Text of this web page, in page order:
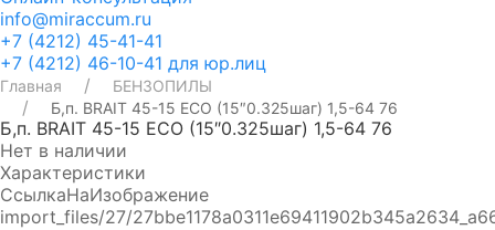
info@miraccum.ru
+7 (4212) 45-41-41
+7 (4212) 46-10-41 для юр.лиц
Главная
БЕНЗОПИЛЫ
Б,п. BRAIT 45-15 ЕСО (15″0.325шаг) 1,5-64 76
Б,п. BRAIT 45-15 ЕСО (15″0.325шаг) 1,5-64 76
Нет в наличии
Характеристики
СсылкаНаИзображение
import_files/27/